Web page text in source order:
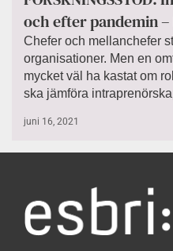
och efter pandemin
Chefer och mellanchefer
organisationer. Men en
mycket väl ha kastat om
ska jämföra
juni 16, 2021